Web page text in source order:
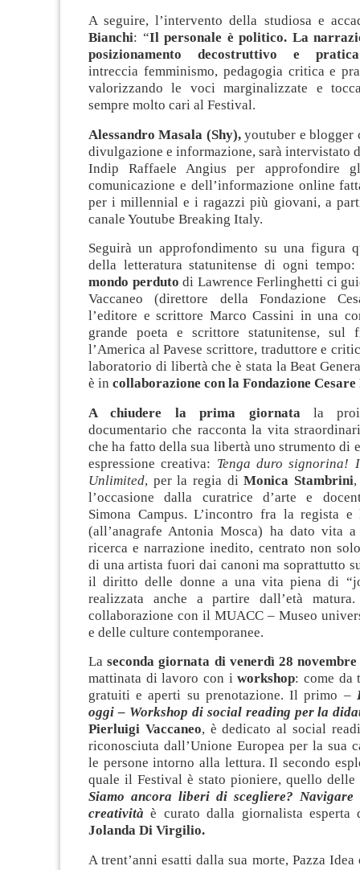
A seguire, l’intervento della studiosa e
Bianchi: “Il personale è politico. La
posizionamento decostruttivo e
intreccia femminismo, pedagogia critica e
valorizzando le voci marginalizzate e
sempre molto cari al Festival.
Alessandro Masala (Shy),youtuber e blogger
divulgazione e informazione, sarà intervistato
Indip Raffaele Angius per approfondire
comunicazione e dell’informazione online
per i millennial e i ragazzi più giovani, a
canale Youtube Breaking Italy.
Seguirà un approfondimento su una figura
della letteratura statunitense di ogni tempo:
mondo perduto di Lawrence Ferlinghetti ci
Vaccaneo (direttore della Fondazione
l’editore e scrittore Marco Cassini in una
grande poeta e scrittore statunitense, sul
l’America al Pavese scrittore, traduttore e
laboratorio di libertà che è stata la Beat
è in collaborazione con la Fondazione Cesare
A chiudere la prima giornata la
documentario che racconta la vita
che ha fatto della sua libertà uno strumento di
espressione creativa: Tenga duro signorina!
Unlimited, per la regia diMonica Stambrini
l’occasione dalla curatrice d’arte e
Simona Campus. L’incontro fra la regista e
(all’anagrafe Antonia Mosca) ha dato vita
ricerca e narrazione inedito, centrato non
di una artista fuori dai canoni ma soprattutto
il diritto delle donne a una vita piena di
realizzata anche a partire dall’età
collaborazione con il MUACC – Museo
e delle culture contemporanee.
La seconda giornata di venerdì 28 novembre
mattinata di lavoro con iworkshop: come da
gratuiti e aperti su prenotazione. Il primo –
oggi – Workshop di social reading per la
Pierluigi Vaccaneo, è dedicato al social
riconosciuta dall’Unione Europea per la sua
le persone intorno alla lettura. Il secondo
quale il Festival è stato pioniere, quello
Siamo ancora liberi di scegliere?
creativitàè curato dalla giornalista esperta
Jolanda Di Virgilio.
A trent’anni esatti dalla sua morte, Pazza